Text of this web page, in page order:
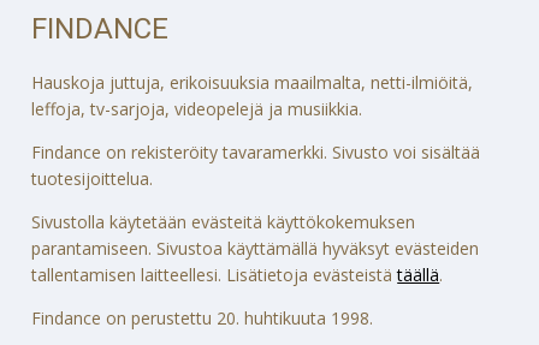
FINDANCE
Hauskoja juttuja, erikoisuuksia maailmalta, netti-ilmiöitä,
leffoja, tv-sarjoja, videopelejä ja musiikkia.
Findance on rekisteröity tavaramerkki. Sivusto voi sisältää
tuotesijoittelua.
Sivustolla käytetään evästeitä käyttökokemuksen
parantamiseen. Sivustoa käyttämällä hyväksyt evästeiden
tallentamisen laitteellesi. Lisätietoja evästeistätäällä.
Findance on perustettu 20. huhtikuuta 1998.